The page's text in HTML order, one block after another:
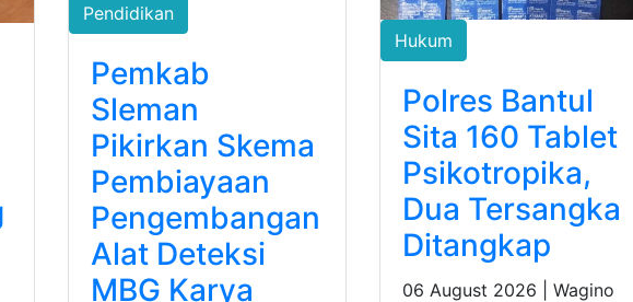
Pendidikan
Pemkab
Sleman
Pikirkan Skema
Pembiayaan
Pengembangan
Alat Deteksi
MBG Karya
Hukum
Polres Bantul
Sita 160 Tablet
Psikotropika,
Dua Tersangka
Ditangkap
06 August 2026 | Wagino